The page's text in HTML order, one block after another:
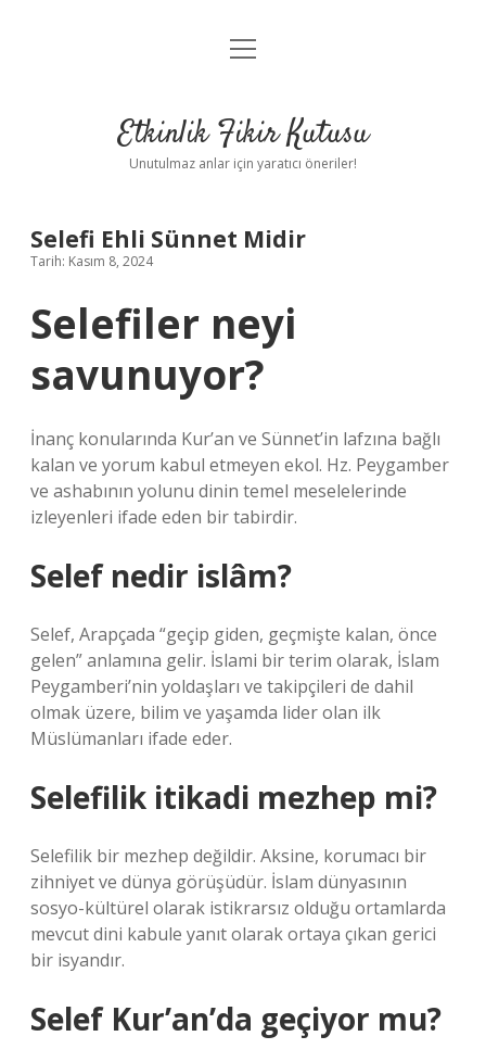
Anasayfa
Yasal Uyarı
menüyü
Etkinlik Fikir Kutusu
Unutulmaz anlar için yaratıcı öneriler!
Selefi Ehli Sünnet Midir
Tarih: Kasım 8, 2024
Selefiler neyi
savunuyor?
İnanç konularında Kur’an ve Sünnet’in lafzına bağlı
kalan ve yorum kabul etmeyen ekol. Hz. Peygamber
ve ashabının yolunu dinin temel meselelerinde
izleyenleri ifade eden bir tabirdir.
Selef nedir islâm?
Selef, Arapçada “geçip giden, geçmişte kalan, önce
gelen” anlamına gelir. İslami bir terim olarak, İslam
Peygamberi’nin yoldaşları ve takipçileri de dahil
olmak üzere, bilim ve yaşamda lider olan ilk
Müslümanları ifade eder.
Selefilik itikadi mezhep mi?
Selefilik bir mezhep değildir. Aksine, korumacı bir
zihniyet ve dünya görüşüdür. İslam dünyasının
sosyo-kültürel olarak istikrarsız olduğu ortamlarda
mevcut dini kabule yanıt olarak ortaya çıkan gerici
bir isyandır.
Selef Kur’an’da geçiyor mu?